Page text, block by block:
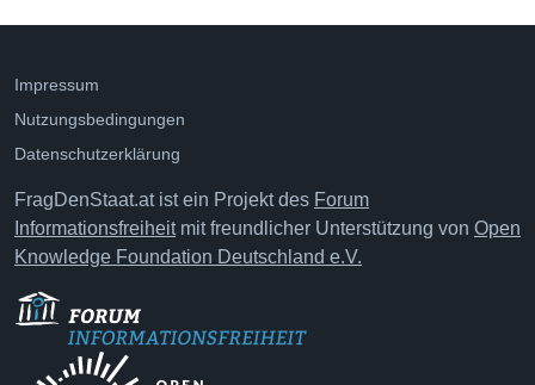
Impressum
Nutzungsbedingungen
Datenschutzerklärung
FragDenStaat.at ist ein Projekt des Forum
Informationsfreiheitmit freundlicher Unterstützung von Open
Knowledge Foundation Deutschland e.V.